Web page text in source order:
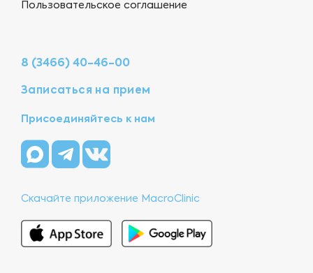
Пользовательское соглашение
8 (3466) 40-46-00
Записаться на прием
Присоединяйтесь к нам
Скачайте приложение MacroClinic